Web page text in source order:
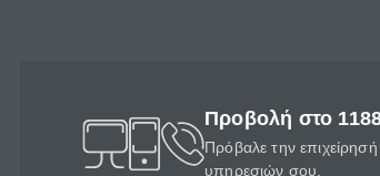
Προβολή στο
Πρόβαλε την
υπηρεσιών σου.